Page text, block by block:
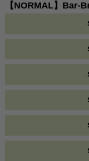
【NORMAL】Bar-